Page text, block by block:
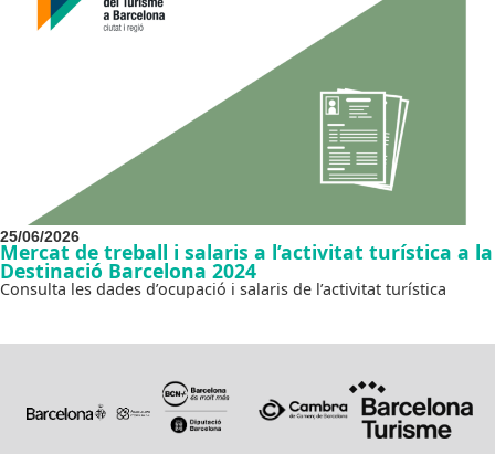
25/06/2026
Mercat de treball i salaris a l’activitat turística a la
Destinació Barcelona 2024
Consulta les dades d’ocupació i salaris de l’activitat turística